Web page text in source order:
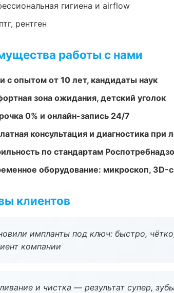
гигиена и airflow
рентген
работы с нами
с опытом от 10 лет, кандидаты наук
зона ожидания, детский уголок
0% и онлайн-запись 24/7
консультация и диагностика при
по стандартам
оборудование: микроскоп, 3D-
клиентов
импланты под ключ: быстро,
компании
и чистка — результат супер,